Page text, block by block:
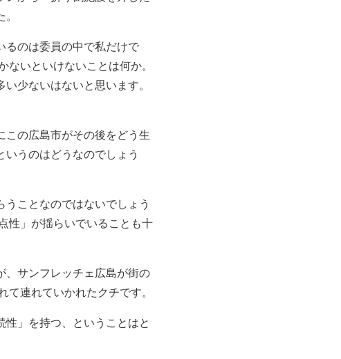
るのは委員の中で私だけで
いといけないことは何か。
少ないはないと思います。
の広島市がその後をどう生
うのはどうなのでしょう
ことなのではないでしょう
性」が揺らいでいることも十
、サンフレッチェ広島が街の
連れていかれたクチです。
」を持つ、ということはと